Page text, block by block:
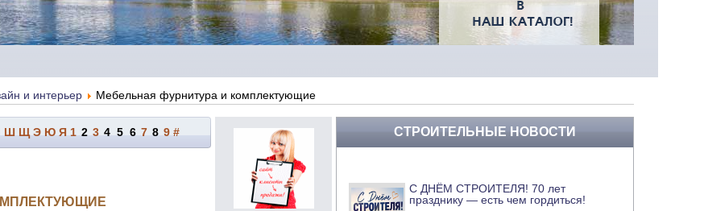
и интерьер Мебельная фурнитура и комплектующие
Ш Щ Э Ю Я 1 2 3 4 5 6 7 8 9 # СТРОИТЕЛЬНЫЕ НОВОСТИ
С ДНЁМ СТРОИТЕЛЯ! 70 лет
празднику — есть чем гордиться!